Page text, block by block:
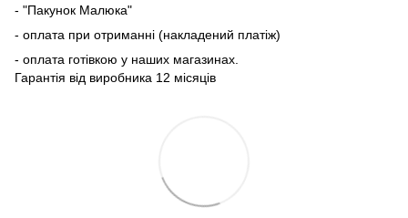
- "Пакунок Малюка"
- оплата при отриманні (накладений платіж)
- оплата готівкою у наших магазинах.
Гарантія від виробника 12 місяців